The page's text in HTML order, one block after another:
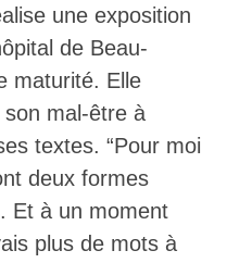
une exposition
de Beau-
maturité. Elle
mal-être à
textes. “Pour moi
deux formes
Et à un moment
plus de mots à